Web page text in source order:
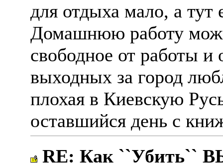
для отдыха мало, а тут
Домашнюю работу
свободное от работы
выходных за город
плохая в Киевскую
оставшийся день с
RE: Как ``Убить``